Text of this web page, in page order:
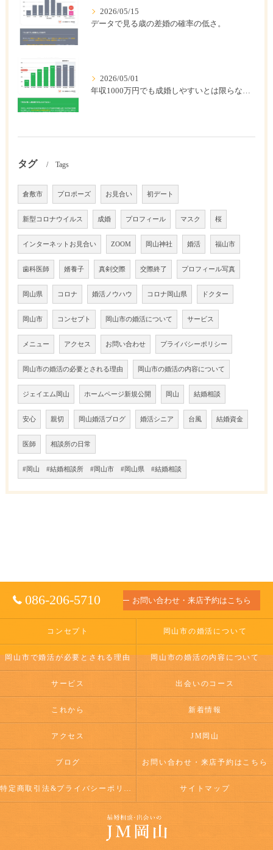
2026/05/15
データで見る歳の差婚の確率の低さ。
2026/05/01
年収1000万円でも成婚しやすいとは限らない? 「年収帯別の成婚率」のリアル
タグ Tags
倉敷市 プロポーズ お見合い 初デート
新型コロナウイルス 成婚 プロフィール マスク 桜
インターネットお見合い ZOOM 岡山神社 婚活 福山市
歯科医師 婿養子 真剣交際 交際終了 プロフィール写真
岡山県 コロナ 婚活ノウハウ コロナ岡山県 ドクター
岡山市 コンセプト 岡山市の婚活について サービス
メニュー アクセス お問い合わせ プライバシーポリシー
岡山市の婚活の必要とされる理由 岡山市の婚活の内容について
ジェイエム岡山 ホームページ新規公開 岡山 結婚相談
安心 親切 岡山婚活ブログ 婚活シニア 台風 結婚資金
医師 相談所の日常
#岡山 #結婚相談所 #岡山市 #岡山県 #結婚相談
086-206-5710 お問い合わせ・来店予約はこちら
コンセプト 岡山市の婚活について
岡山市で婚活が必要とされる理由 岡山市の婚活の内容について
サービス 出会いのコース
これから 新着情報
アクセス JM岡山
ブログ お問い合わせ・来店予約はこちら
特定商取引法&プライバシーポリシー サイトマップ